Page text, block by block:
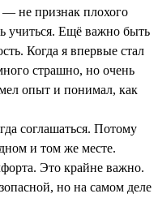
— не признак плохого
учиться. Ещё важно быть
Когда я впервые стал
страшно, но очень
опыт и понимал, как
соглашаться. Потому
и том же месте.
Это крайне важно.
но на самом деле